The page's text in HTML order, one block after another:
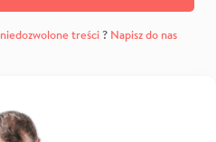
niedozwolone treści? Napisz do nas